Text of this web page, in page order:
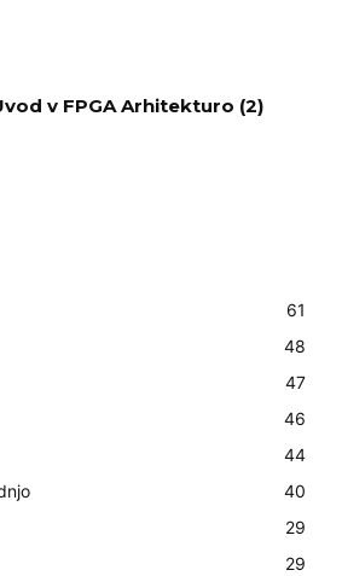
v FPGA Arhitekturo (2)
61
48
47
46
44
40
29
29